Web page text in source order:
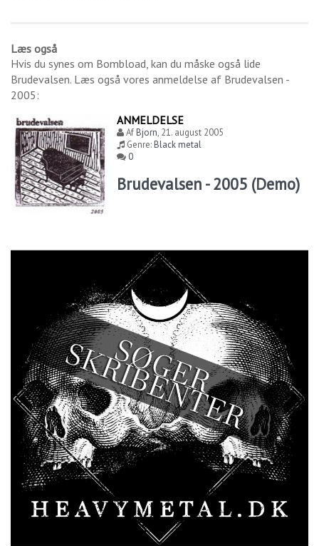
Læs også
Hvis du synes om Bombload, kan du måske også lide
Brudevalsen. Læs også vores anmeldelse af Brudevalsen -
2005 :
ANMELDELSE
AfBjorn, 21. august 2005
Genre:Black metal
0
Brudevalsen - 2005 (Demo)